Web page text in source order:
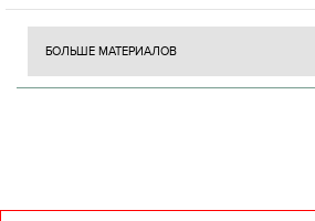
БОЛЬШЕ МАТЕРИАЛОВ